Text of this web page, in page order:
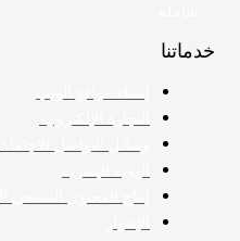
خدماتنا